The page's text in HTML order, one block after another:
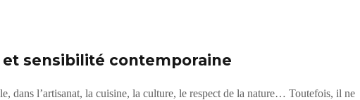
sensibilité contemporaine
dans l’artisanat, la cuisine, la culture, le respect de la nature… Toutefois, il ne